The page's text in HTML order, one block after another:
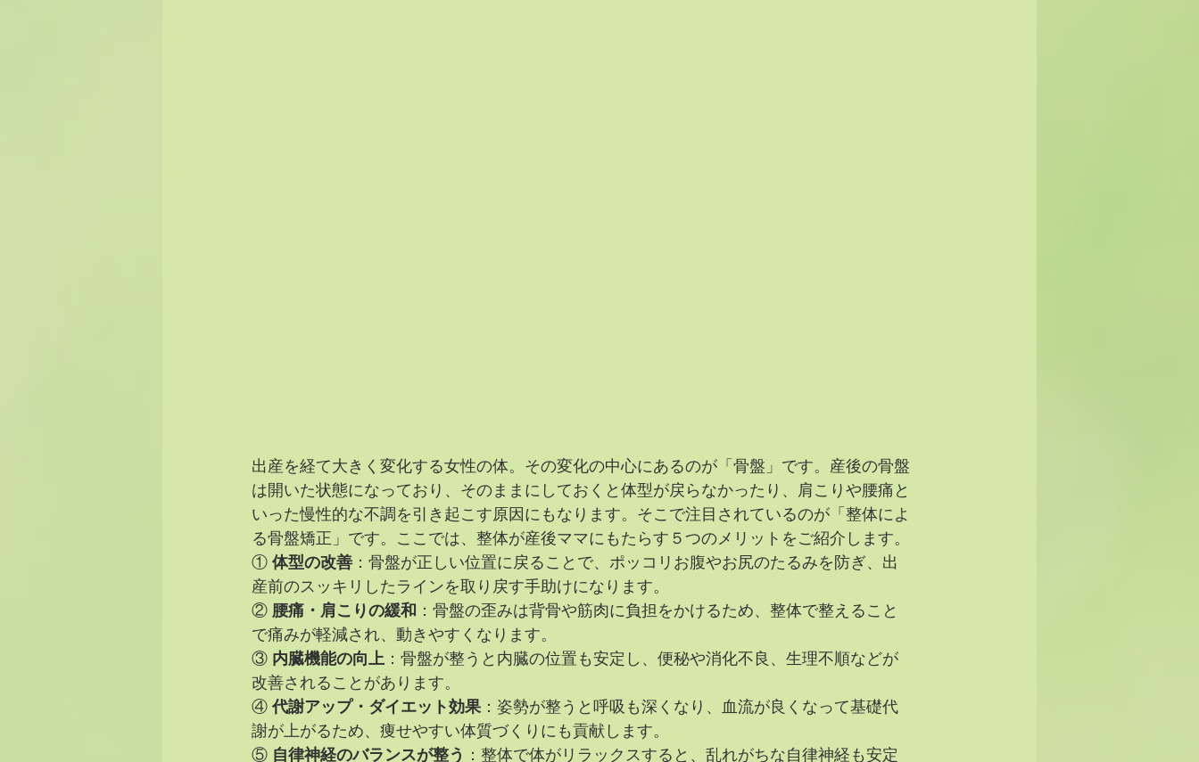
出産を経て大きく変化する女性の体。その変化の中心にあるのが「骨盤」です。産後の骨盤
は開いた状態になっており、そのままにしておくと体型が戻らなかったり、肩こりや腰痛と
いった慢性的な不調を引き起こす原因にもなります。そこで注目されているのが「整体によ
る骨盤矯正」です。ここでは、整体が産後ママにもたらす５つのメリットをご紹介します。
① 体型の改善 ：骨盤が正しい位置に戻ることで、ポッコリお腹やお尻のたるみを防ぎ、出
産前のスッキリしたラインを取り戻す手助けになります。
② 腰痛・肩こりの緩和 ：骨盤の歪みは背骨や筋肉に負担をかけるため、整体で整えること
で痛みが軽減され、動きやすくなります。
③ 内臓機能の向上 ：骨盤が整うと内臓の位置も安定し、便秘や消化不良、生理不順などが
改善されることがあります。
④ 代謝アップ・ダイエット効果：姿勢が整うと呼吸も深くなり、血流が良くなって基礎代
謝が上がるため、痩せやすい体質づくりにも貢献します。
⑤ 自律神経のバランスが整う
：整体で体がリラックスすると、乱れがちな自律神経も安定